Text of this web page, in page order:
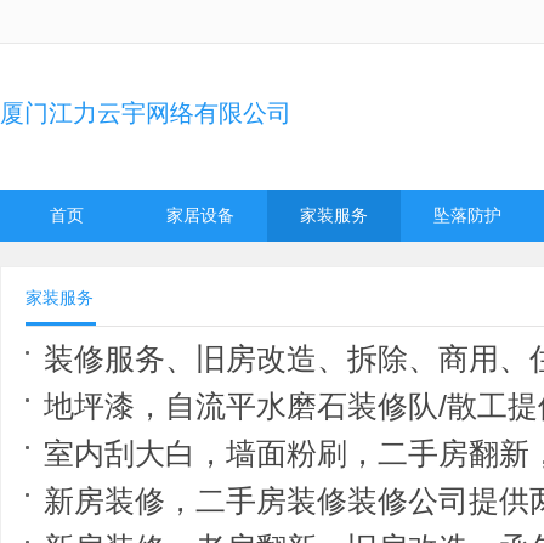
厦门江力云宇网络有限公司
首页 家居设备 家装服务 坠落防护
家装服务
装修服务、旧房改造、拆除、商用、住
地坪漆，自流平水磨石装修队/散工
室内刮大白，墙面粉刷，二手房翻新
新房装修，二手房装修装修公司提供